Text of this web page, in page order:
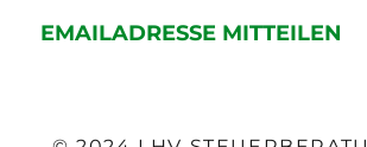
EMAILADRESSE MITTEILEN